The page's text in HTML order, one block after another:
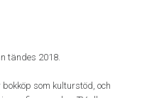
tändes 2018.
som kulturstöd, och